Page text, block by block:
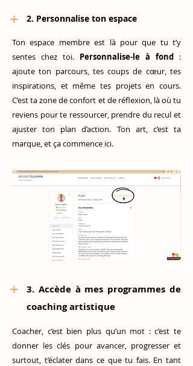
+ 2. Personnalise ton espace
Ton espace membre est là pour que tu t’y
sentes chez toi. Personnalise-le à fond :
ajoute ton parcours, tes coups de cœur, tes
inspirations, et même tes projets en cours.
C’est ta zone de confort et de réflexion, là où tu
reviens pour te ressourcer, prendre du recul et
ajuster ton plan d’action. Ton art, c’est ta
marque, et ça commence ici.
+
3. Accède à mes programmes de
coaching artistique
Coacher, c’est bien plus qu’un mot : c’est te
donner les clés pour avancer, progresser et
surtout, t’éclater dans ce que tu fais. En tant